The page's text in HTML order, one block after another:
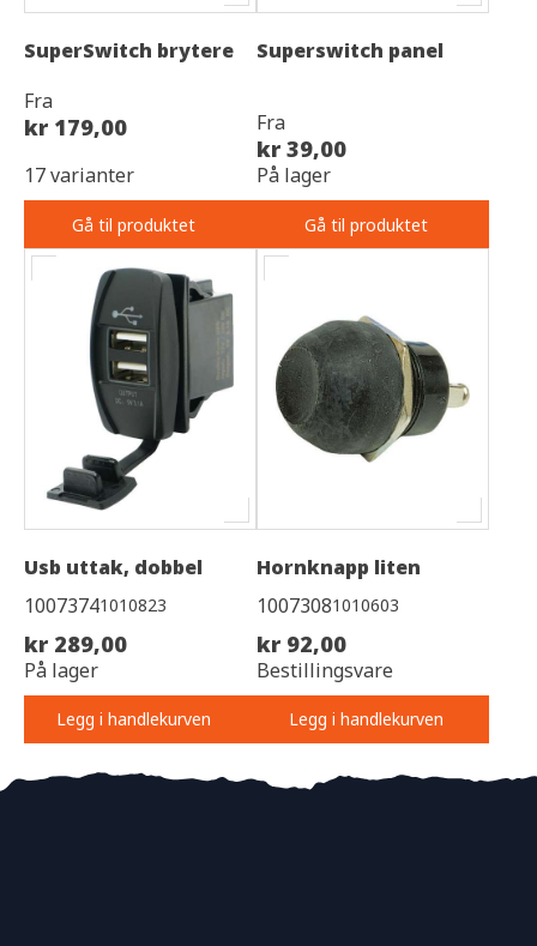
SuperSwitch brytere
Fra
kr 179,00
17 varianter
Gå til produktet
Superswitch panel
Fra
kr 39,00
På lager
Gå til produktet
Usb uttak, dobbel
10073741010823
kr 289,00
På lager
Legg i handlekurven
Hornknapp liten
10073081010603
kr 92,00
Bestillingsvare
Legg i handlekurven